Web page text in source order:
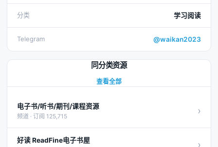
分类 学习阅读
Telegram @waikan2023
同分类资源
查看全部
电子书/听书/期刊/课程资源
频道 · 订阅 125,715 ›
好读 ReadFine电子书屋 ›